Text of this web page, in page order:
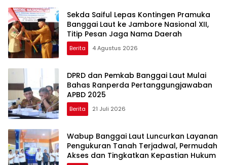
Sekda Saiful Lepas Kontingen Pramuka
Banggai Laut ke Jambore Nasional XII,
Titip Pesan Jaga Nama Daerah
Berita 4 Agustus 2026
DPRD dan Pemkab Banggai Laut Mulai
Bahas Ranperda Pertanggungjawaban
APBD 2025
Berita 21 Juli 2026
Wabup Banggai Laut Luncurkan Layanan
Pengukuran Tanah Terjadwal, Permudah
Akses dan Tingkatkan Kepastian Hukum